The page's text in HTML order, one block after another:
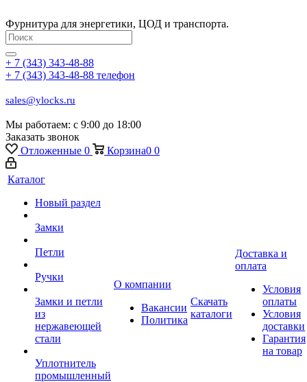
Фурнитура для энергетики, ЦОД и транспорта.
+ 7 (343) 343-48-88
+ 7 (343) 343-48-88 телефон
sales@ylocks.ru
Мы работаем: с 9:00 до 18:00
Заказать звонок
Отложенные 0 Корзина0 0
Каталог
Новый раздел
Замки
Петли
Ручки
Замки и петли
из
нержавеющей
стали
Уплотнитель
промышленный
О компании
Вакансии
Политика
Скачать
каталоги
Доставка и
оплата
Условия
оплаты
Условия
доставки
Гарантия
на товар